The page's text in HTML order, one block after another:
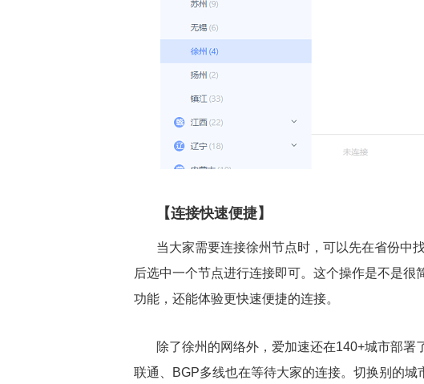
【连接快速便捷】
当大家需要连接徐州节点时，可以先在省份中
后选中一个节点进行连接即可。这个操作是不是很
功能，还能体验更快速便捷的连接。
除了徐州的网络外，爱加速还在140+城市部署
联通、BGP多线也在等待大家的连接。切换别的城